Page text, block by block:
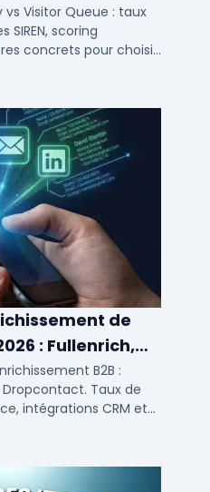
B2B
Visitor Queue : taux
scoring
concrets pour choisir
B2B en PME et
de
: Fullenrich,
B2B :
Dropcontact. Taux de
intégrations CRM et
PME/ETI.